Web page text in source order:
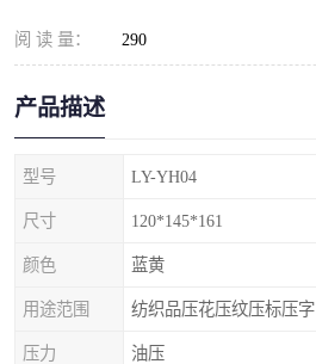
阅 读 量： 290
产品描述
型号 LY-YH04
尺寸 120*145*161
颜色 蓝黄
用途范围 纺织品压花压纹压标压字
压力 油压